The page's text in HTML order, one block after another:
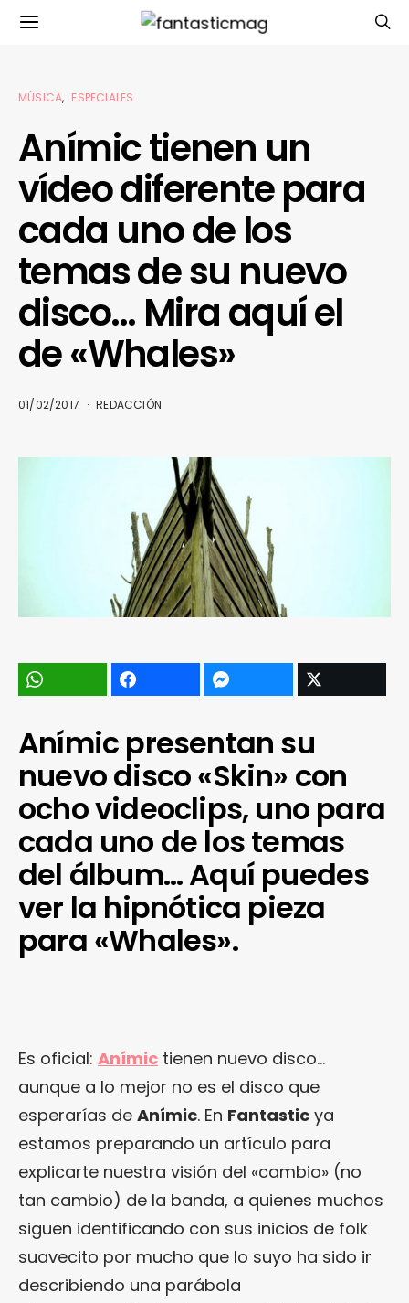
MÚSICA ESPECIALES
Anímic tienen un
vídeo diferente para
cada uno de los
temas de su nuevo
disco… Mira aquí el
de «Whales»
01/02/2017 REDACCIÓN
Anímic presentan su
nuevo disco «Skin» con
ocho videoclips, uno para
cada uno de los temas
del álbum… Aquí puedes
ver la hipnótica pieza
para «Whales».
Es oficial: Anímic tienen nuevo disco…
aunque a lo mejor no es el disco que
esperarías de Anímic. En Fantastic ya
estamos preparando un artículo para
explicarte nuestra visión del «cambio» (no
tan cambio) de la banda, a quienes muchos
siguen identificando con sus inicios de folk
suavecito por mucho que lo suyo ha sido ir
describiendo una parábola